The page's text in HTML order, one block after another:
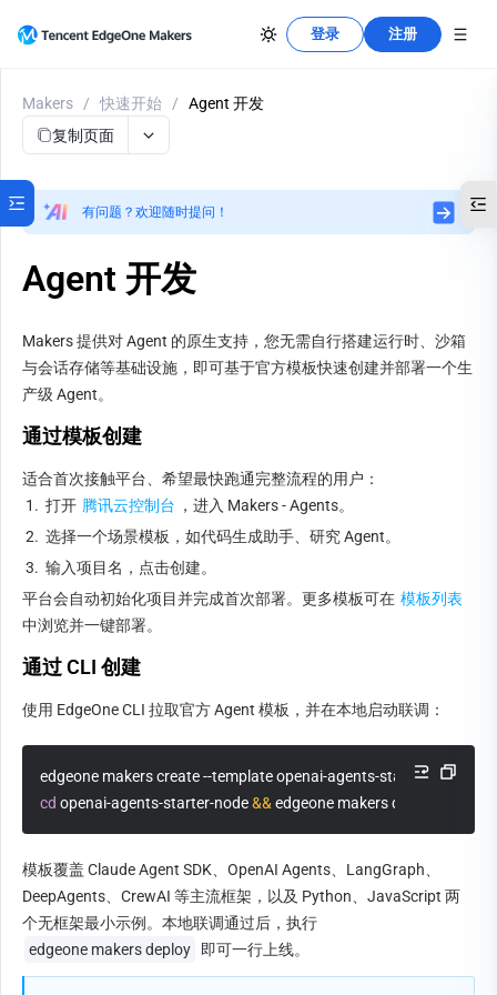
登录 注册
Makers / 快速开始 /
Agent 开发
复制页面
有问题？欢迎随时提问！
Agent 开发
Makers 提供对 Agent 的原生支持，您无需自行搭建运行时、沙箱
与会话存储等基础设施，即可基于官方模板快速创建并部署一个生
产级 Agent。
通过模板创建
适合首次接触平台、希望最快跑通完整流程的用户：
1. 打开 腾讯云控制台 ，进入 Makers - Agents。
2. 选择一个场景模板，如代码生成助手、研究 Agent。
3. 输入项目名，点击创建。
平台会自动初始化项目并完成首次部署。更多模板可在 模板列表
中浏览并一键部署。
通过 CLI 创建
使用 EdgeOne CLI 拉取官方 Agent 模板，并在本地启动联调：
edgeone makers create --template openai-agents-starter-node
cd openai-agents-starter-node && edgeone makers dev
模板覆盖 Claude Agent SDK、OpenAI Agents、LangGraph、
DeepAgents、CrewAI 等主流框架，以及 Python、JavaScript 两
个无框架最小示例。本地联调通过后，执行
edgeone makers deploy
即可一行上线。